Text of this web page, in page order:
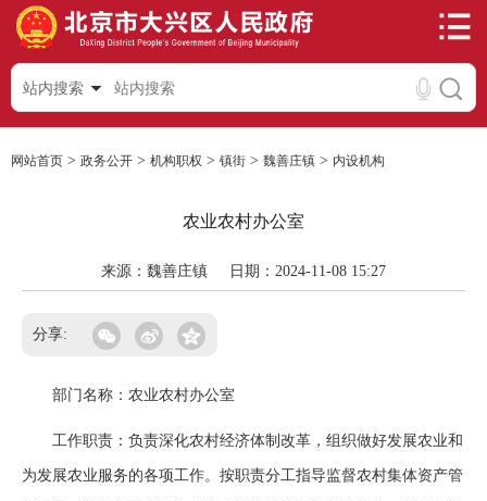
站内搜索
网站首页 > 政务公开 > 机构职权 > 镇街 > 魏善庄镇 > 内设机构
农业农村办公室
来源：魏善庄镇 日期：2024-11-08 15:27
分享:
部门名称：农业农村办公室
工作职责：负责深化农村经济体制改革，组织做好发展农业和
为发展农业服务的各项工作。按职责分工指导监督农村集体资产管